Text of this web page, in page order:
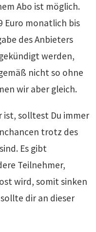
Abo ist möglich.
Euro monatlich bis
des Anbieters
werden,
nicht so ohne
wir aber gleich.
ist, solltest Du immer
trotz des
Es gibt
Teilnehmer,
wird, somit sinken
dir an dieser